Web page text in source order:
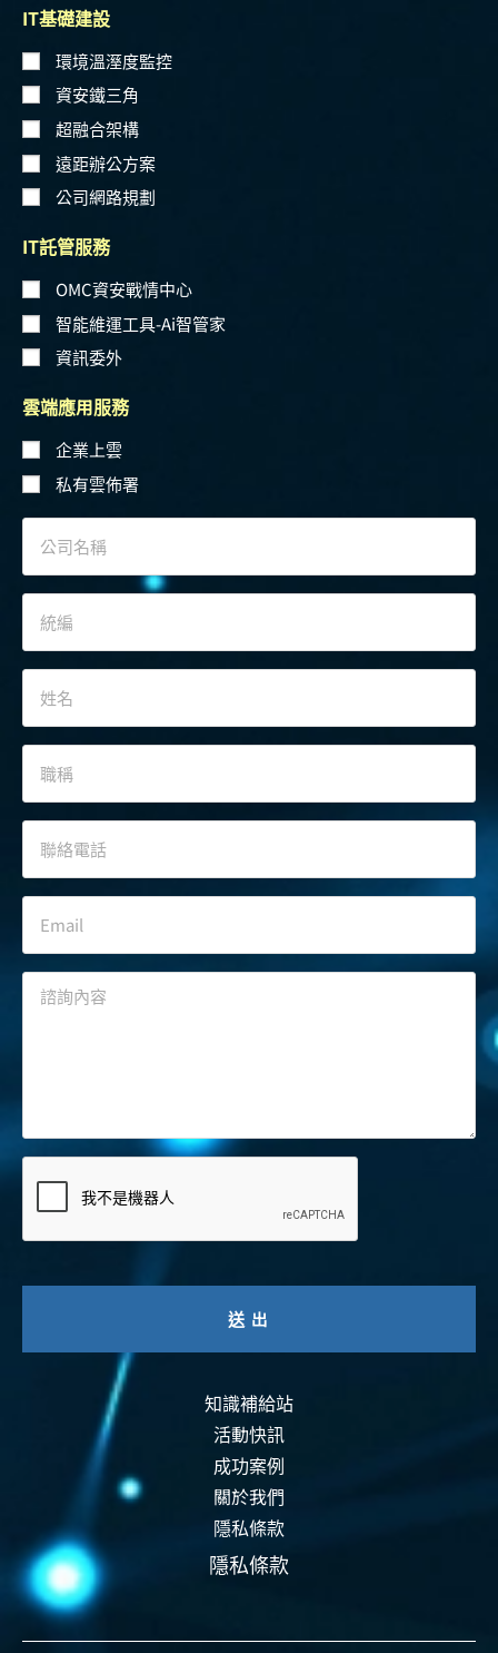
IT基礎建設
環境溫溼度監控
資安鐵三角
超融合架構
遠距辦公方案
公司網路規劃
IT託管服務
OMC資安戰情中心
智能維運工具-Ai智管家
資訊委外
雲端應用服務
企業上雲
私有雲佈署
知識補給站
活動快訊
成功案例
關於我們
隱私條款
隱私條款
資安認證 智能運維
事前預防 事中偵測 事後復原